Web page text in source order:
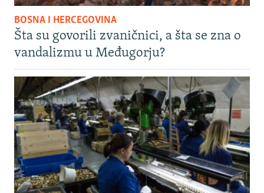
BOSNA I HERCEGOVINA
Šta su govorili zvaničnici, a šta se zna o
vandalizmu u Međugorju?